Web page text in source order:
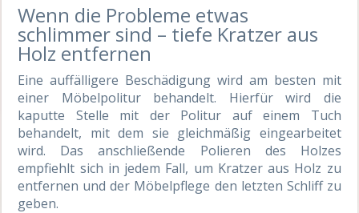
Wenn die Probleme etwas
schlimmer sind – tiefe Kratzer aus
Holz entfernen
Eine auffälligere Beschädigung wird am besten mit
einer Möbelpolitur behandelt. Hierfür wird die
kaputte Stelle mit der Politur auf einem Tuch
behandelt, mit dem sie gleichmäßig eingearbeitet
wird. Das anschließende Polieren des Holzes
empfiehlt sich in jedem Fall, um Kratzer aus Holz zu
entfernen und der Möbelpflege den letzten Schliff zu
geben.